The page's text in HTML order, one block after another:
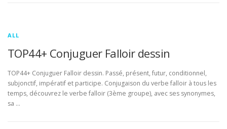
ALL
TOP44+ Conjuguer Falloir dessin
TOP44+ Conjuguer Falloir dessin. Passé, présent, futur, conditionnel,
subjonctif, impératif et participe. Conjugaison du verbe falloir à tous les
temps, découvrez le verbe falloir (3ème groupe), avec ses synonymes,
sa …